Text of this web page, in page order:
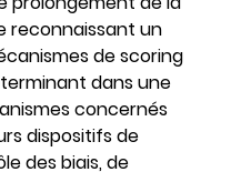
reconnaissant un
de scoring
dans une
concernés
dispositifs de
des biais, de